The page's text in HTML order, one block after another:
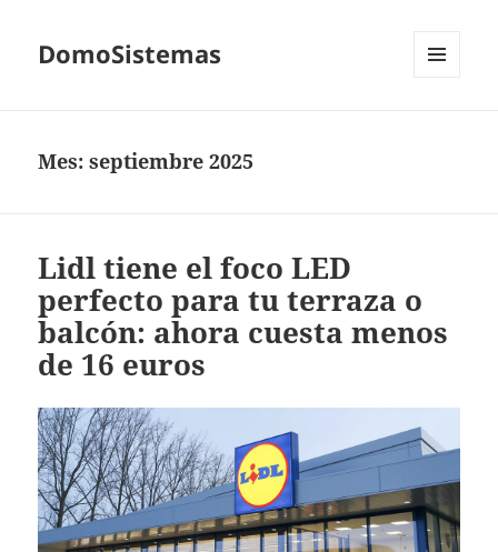
DomoSistemas
Mes:septiembre 2025
Lidl tiene el foco LED
perfecto para tu terraza o
balcón: ahora cuesta menos
de 16 euros